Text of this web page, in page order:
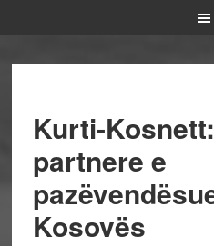
Kurti-
partnere e
Kosovës